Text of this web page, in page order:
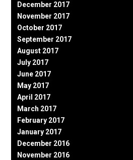
December 2017
November 2017
October 2017
September 2017
August 2017
July 2017
June 2017
May 2017
April 2017
March 2017
February 2017
January 2017
December 2016
November 2016